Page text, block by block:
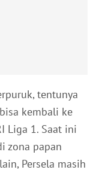
tentunya
kembali ke
Liga 1. Saat ini
zona papan
Persela masih